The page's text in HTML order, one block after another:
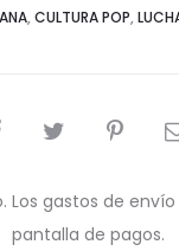
, CULTURA POP,
Los gastos de
pantalla de pagos.